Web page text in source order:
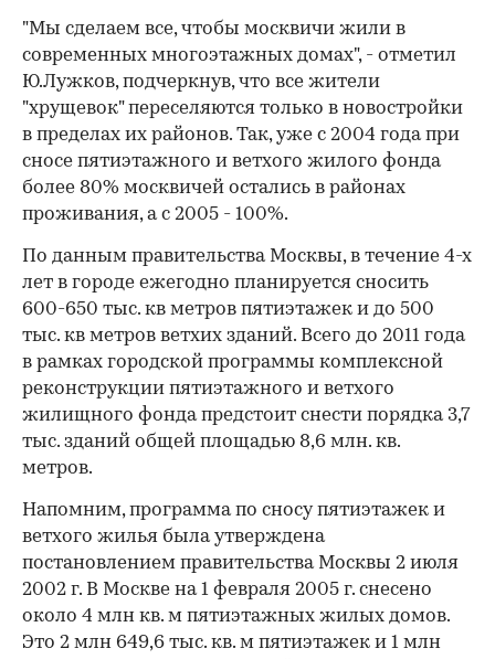
"Мы сделаем все, чтобы москвичи жили в
современных многоэтажных домах", - отметил
Ю.Лужков, подчеркнув, что все жители
"хрущевок" переселяются только в новостройки
в пределах их районов. Так, уже с 2004 года при
сносе пятиэтажного и ветхого жилого фонда
более 80% москвичей остались в районах
проживания, а с 2005 - 100%.
По данным правительства Москвы, в течение 4-х
лет в городе ежегодно планируется сносить
600-650 тыс. кв метров пятиэтажек и до 500
тыс. кв метров ветхих зданий. Всего до 2011 года
в рамках городской программы комплексной
реконструкции пятиэтажного и ветхого
жилищного фонда предстоит снести порядка 3,7
тыс. зданий общей площадью 8,6 млн. кв.
метров.
Напомним, программа по сносу пятиэтажек и
ветхого жилья была утверждена
постановлением правительства Москвы 2 июля
2002 г. В Москве на 1 февраля 2005 г. снесено
около 4 млн кв. м пятиэтажных жилых домов.
Это 2 млн 649,6 тыс. кв. м пятиэтажек и 1 млн